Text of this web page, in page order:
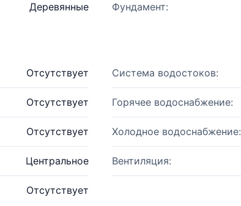
Деревянные Фундамент:
Отсутствует Система водостоков:
Отсутствует Горячее водоснабжение:
Отсутствует Холодное водоснабжение:
Центральное Вентиляция:
Отсутствует